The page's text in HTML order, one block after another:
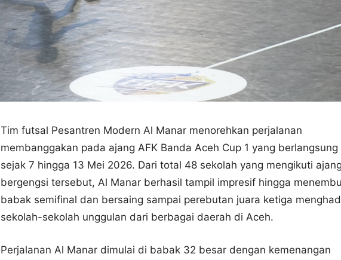
Tim futsal Pesantren Modern Al Manar menorehkan perjalanan
membanggakan pada ajang AFK Banda Aceh Cup 1 yang berlangsung
sejak 7 hingga 13 Mei 2026. Dari total 48 sekolah yang mengikuti
bergengsi tersebut, Al Manar berhasil tampil impresif hingga
babak semifinal dan bersaing sampai perebutan juara ketiga
sekolah-sekolah unggulan dari berbagai daerah di Aceh.
Perjalanan Al Manar dimulai di babak 32 besar dengan kemenangan